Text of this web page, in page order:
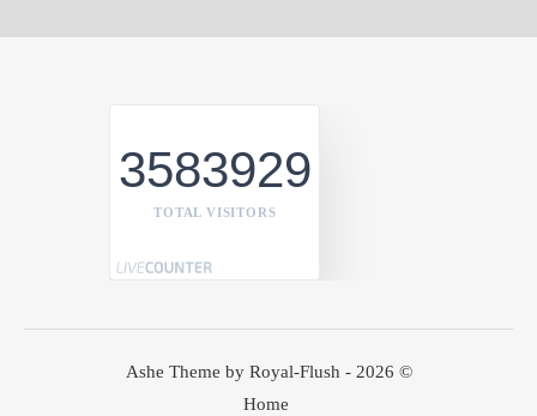
3583929
TOTAL VISITORS
Ashe Theme by Royal-Flush - 2026 ©
Home